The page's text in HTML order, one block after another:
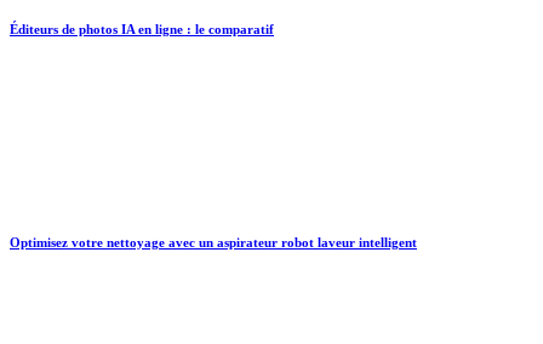
Éditeurs de photos IA en ligne : le comparatif
Optimisez votre nettoyage avec un aspirateur robot laveur intelligent